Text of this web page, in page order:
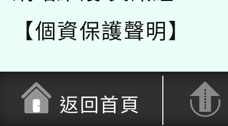
【個資保護聲明】
返回首頁